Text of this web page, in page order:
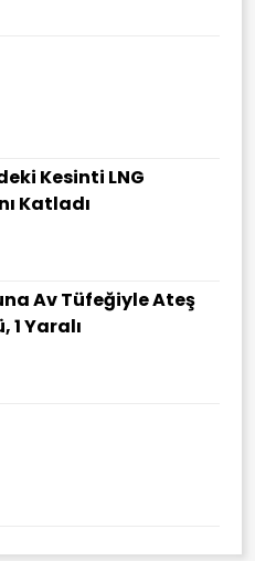
Kesinti LNG
Katladı
Av Tüfeğiyle Ateş
1 Yaralı